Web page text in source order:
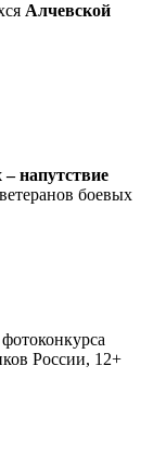
Алчевской
напутствие
боевых
России, 12+